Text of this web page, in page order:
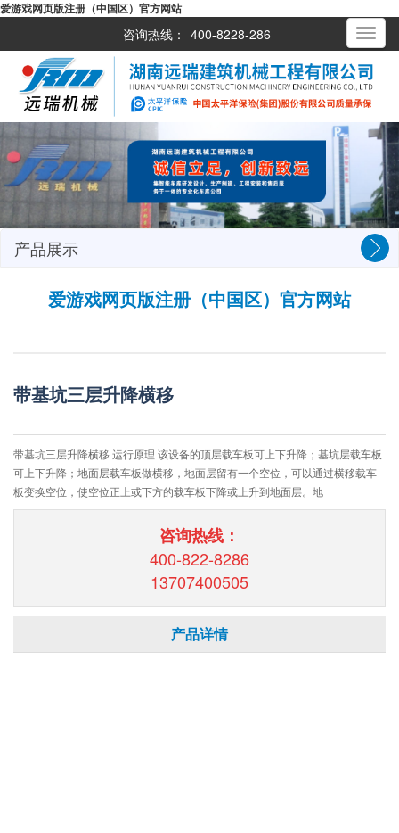
爱游戏网页版注册（中国区）官方网站
咨询热线： 400-8228-286
产品展示
爱游戏网页版注册（中国区）官方网站
带基坑三层升降横移
带基坑三层升降横移 运行原理 该设备的顶层载车板可上下升降；基坑层载车板
可上下升降；地面层载车板做横移，地面层留有一个空位，可以通过横移载车
板变换空位，使空位正上或下方的载车板下降或上升到地面层。地
咨询热线：
400-822-8286
13707400505
产品详情
Toggle